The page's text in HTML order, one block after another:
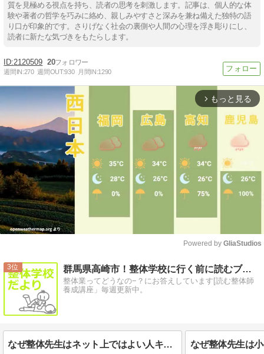
質を見極める視点を持ち、読者の思考を刺激します。記事は、個人的な体
験や著者の哲学を巧みに絡め、親しみやすさと深みを兼ね備えた独特の語
り口が印象的です。さりげなく社会の裏側や人間の心理を浮き彫りにし、
読者に新たな気づきをもたらします。
2120509 20
週間IN:270 週間OUT:930 月間IN:1290
arrow_forward_ios もっと見る
Mute
Powered by GliaStudios
3 群馬県高崎市！整体学校に行く前に読むブログ
整体業ってどうなの−？にお答えしています[読む整体師
養成講座」毎週更新中。
なぜ整体先生はネット上ではよい人キャラなのにリアルは真逆なの？！